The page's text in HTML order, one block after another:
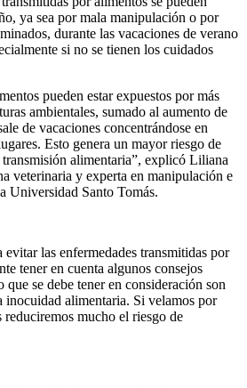
ya sea por mala manipulación o por
durante las vacaciones de verano
si no se tienen los cuidados
pueden estar expuestos por más
ambientales, sumado al aumento de
de vacaciones concentrándose en
Esto genera un mayor riesgo de
transmisión alimentaria”, explicó Liliana
veterinaria y experta en manipulación e
Universidad Santo Tomás.
evitar las enfermedades transmitidas por
tener en cuenta algunos consejos
que se debe tener en consideración son
inocuidad alimentaria. Si velamos por
mucho el riesgo de